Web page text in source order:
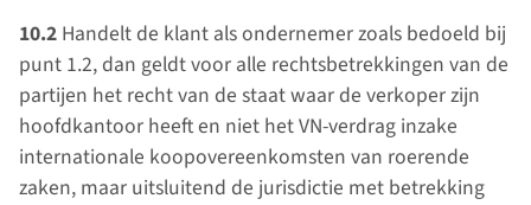
10.2 Handelt de klant als ondernemer zoals bedoeld bij
punt 1.2, dan geldt voor alle rechtsbetrekkingen van de
partijen het recht van de staat waar de verkoper zijn
hoofdkantoor heeft en niet het VN-verdrag inzake
internationale koopovereenkomsten van roerende
zaken, maar uitsluitend de jurisdictie met betrekking